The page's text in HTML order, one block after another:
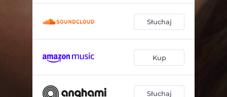
Słuchaj
Kup
Słuchaj